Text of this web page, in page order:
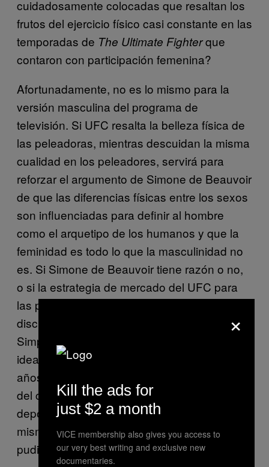
cuidadosamente colocadas que resaltan los
frutos del ejercicio físico casi constante en las
temporadas de The Ultimate Fighterque
contaron con participación femenina?
Afortunadamente, no es lo mismo para la
versión masculina del programa de
televisión. Si UFC resalta la belleza física de
las peleadoras, mientras descuidan la misma
cualidad en los peleadores, servirá para
reforzar el argumento de Simone de Beauvoir
de que las diferencias físicas entre los sexos
son influenciadas para definir al hombre
como el arquetipo de los humanos y que la
feminidad es todo lo que la masculinidad no
es. Si Simone de Beauvoir tiene razón o no,
o si la estrategia de mercado del UFC para
las peleadoras está mal, es tema para que lo
discutan los filósofos y expertos.
Simplemente me parece fascinante que
ideas de un libro publicado en Francia en los
años 40 puedan servir como lente a través
del cual ver las estrategias de mercado en un
deporte del Siglo XXI, un deporte que la
misma autora ni siquiera se imaginaba que
pudiera existir en el futuro.
×
Kill the ads for
just $2 a month
VICE membership also gives you access to
our very best writing and exclusive new
documentaries.